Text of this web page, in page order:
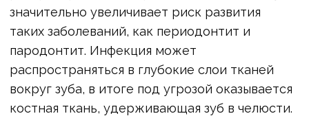
Качественное лечение – это не только
избавление от боли, но и инвестиция в
долгосрочное здоровье и красоту вашей
улыбки. Не рискуйте своим здоровьем –
доверяйте его только проверенным
профессионалам.